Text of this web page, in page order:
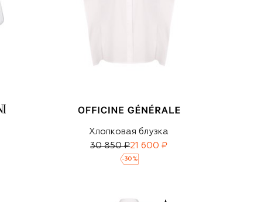
Хлопковая блузка
30 850 ₽21 600 ₽
-30 %